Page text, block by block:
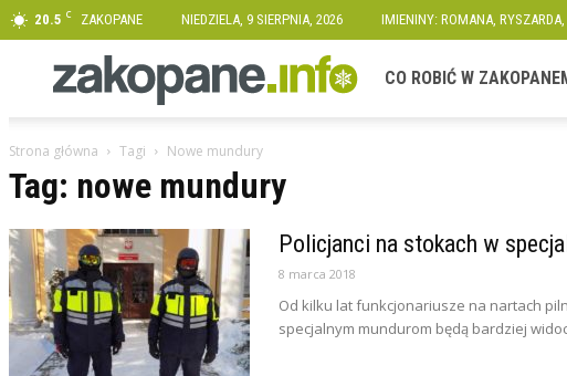
20.5 C ZAKOPANE NIEDZIELA, 9 SIERPNIA, 2026 IMIENINY: ROMANA, RYSZARDA,
Zakopane.info
CO ROBIĆ W
Strona główna Tagi Nowe mundury
Tag: nowe mundury
Policjanci na stokach w
8 marca 2018
Od kilku lat funkcjonariusze na nartach
specjalnym mundurom będą bardziej